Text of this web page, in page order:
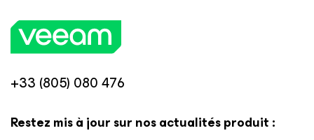
+33 (805) 080 476
Restez mis à jour sur nos actualités produit :